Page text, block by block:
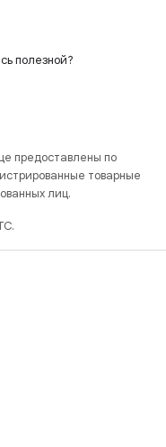
полезной?
предоставлены по
товарные
лиц.